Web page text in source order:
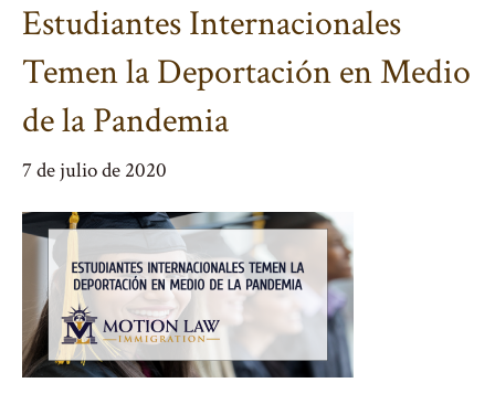
Estudiantes Internacionales
Temen la Deportación en Medio
de la Pandemia
7 de julio de 2020